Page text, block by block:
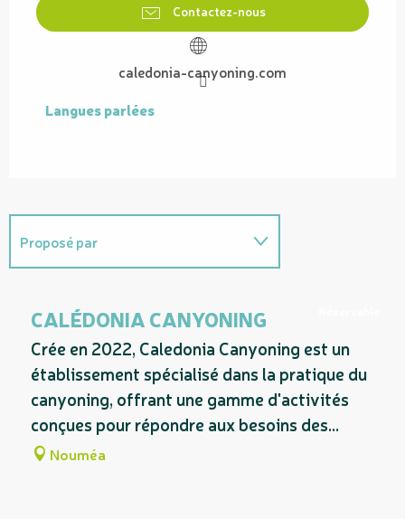
Contactez-nous
caledonia-canyoning.com
Langues parlées
Langues parlées
Proposé par
CALÉDONIA CANYONING
Crée en 2022, Caledonia Canyoning est un
établissement spécialisé dans la pratique du
canyoning, offrant une gamme d'activités
conçues pour répondre aux besoins des...
Nouméa